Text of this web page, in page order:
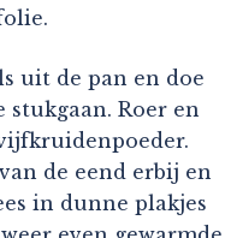
uit de pan en doe
stukgaan. Roer en
de eend erbij en
in dunne plakjes